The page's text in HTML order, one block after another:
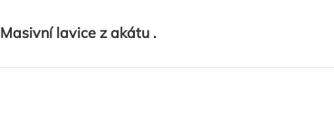
Masivní lavice z akátu .